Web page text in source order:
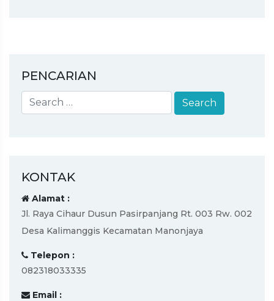
PENCARIAN
KONTAK
Alamat :
Jl. Raya Cihaur Dusun Pasirpanjang Rt. 003 Rw. 002
Desa Kalimanggis Kecamatan Manonjaya
Telepon :
082318033335
Email :